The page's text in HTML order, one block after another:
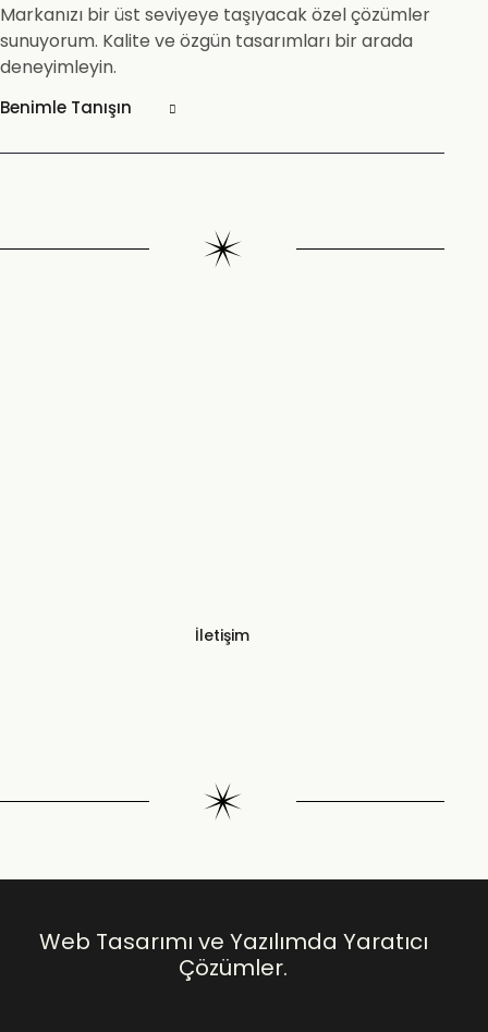
Markanızı bir üst seviyeye taşıyacak özel çözümler
sunuyorum. Kalite ve özgün tasarımları bir arada
deneyimleyin.
Benimle Tanışın
İletişim
Web Tasarımı ve Yazılımda Yaratıcı
Çözümler.